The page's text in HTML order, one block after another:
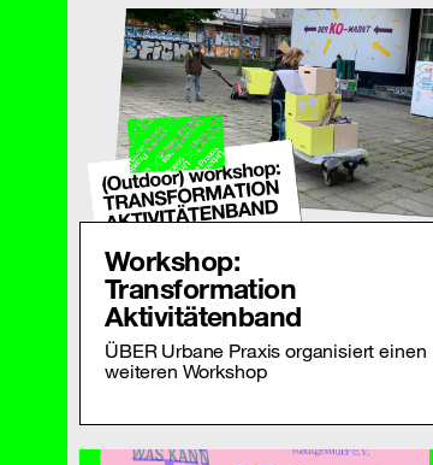
Workshop:
Transformation
Aktivitätenband
ÜBER Urbane Praxis organisiert einen
weiteren Workshop